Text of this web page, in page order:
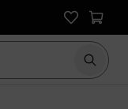
Börja